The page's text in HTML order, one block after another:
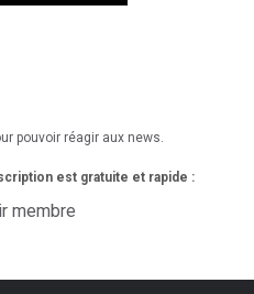
pouvoir réagir aux news.
est gratuite et rapide :
membre